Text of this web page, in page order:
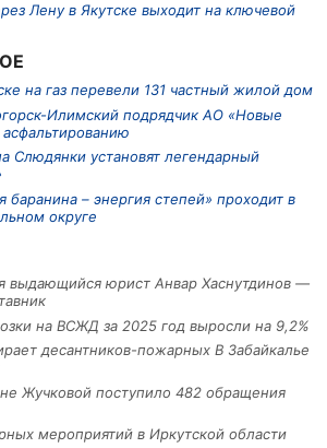
Лену в Якутске выходит на ключевой
на газ перевели 131 частный жилой дом
Илимский подрядчик АО «Новые
Слюдянки установят легендарный
баранина – энергия степей» проходит в
округе
выдающийся юрист Анвар Хаснутдинов —
на ВСЖД за 2025 год выросли на 9,2%
десантников-пожарных В Забайкалье
Жучковой поступило 482 обращения
мероприятий в Иркутской области